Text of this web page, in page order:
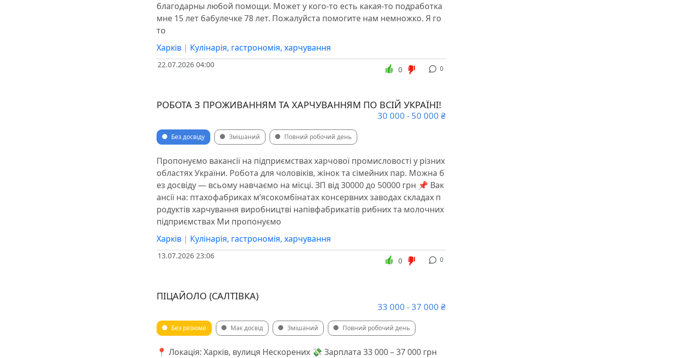
благодарны любой помощи. Может у кого-то есть какая-то подработка
мне 15 лет бабулечке 78 лет. Пожалуйста помогите нам немножко. Я го
то
Харків | Кулінарія, гастрономія, харчування
22.07.2026 04:00 0
0
РОБОТА З ПРОЖИВАННЯМ ТА ХАРЧУВАННЯМ ПО ВСІЙ УКРАЇНІ!
30 000 - 50 000 ₴
Без досвіду Змішаний Повний робочий день
Пропонуємо вакансії на підприємствах харчової промисловості у різних
областях України. Робота для чоловіків, жінок та сімейних пар. Можна б
ез досвіду — всьому навчаємо на місці. ЗП від 30000 до 50000 грн 📌 Вак
ансії на: птахофабриках м’ясокомбінатах консервних заводах складах п
родуктів харчування виробництві напівфабрикатів рибних та молочних
підприємствах Ми пропонуємо
Харків | Кулінарія, гастрономія, харчування
13.07.2026 23:06 0
0
ПІЦАЙОЛО (САЛТІВКА)
33 000 - 37 000 ₴
Без резюме Має досвід Змішаний Повний робочий день
📍 Локація: Харків, вулиця Нескорених 💸 Зарплата 33 000 – 37 000 грн